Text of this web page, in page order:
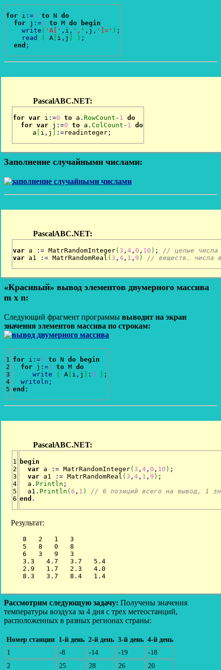
for i : =1 to N do
for j : =1 to M do
begin
write ( 'A[' , i , ',' , j , ']=' ) ;
read
( A i , j ) ;
end ;
for var i : =0 to a . RowCount - 1
do
for var j : =0 to a . ColCount - 1
do
     a
i , j : =readinteger ;
Заполнение случайными числами:
var a : = MatrRandomInteger( 3 , 4 , 0 , 10 ) ;
// целые числа
var a1 : = MatrRandomReal ( 3 , 4 , 1 , 9 ) // веществ. числа
«Красивый» вывод элементов двумерного массива
m x n:
Следующий фрагмент программы выводит на экран
значения элементов массива по строкам:
1
2
3
4
for i : =1 to N do
begin
for j : =1 to M do
write
( A i , j : 5 ) ;
writeln ;
end ;
1
2
3
4
5
begin
var a : = MatrRandomInteger( 3 , 4 , 0 , 10 ) ;
var a1 : = MatrRandomReal ( 3 , 4 , 1 , 9 ) ;
  a
. Println ;
  a1
. Println ( 6 , 1 )
// 6 позиций всего на вывод, 1
end .
Результат:
   8   2   1   3
   5   8   0   8
   6   3   9   3
   3.3   4.7   3.7   5.4
   2.9   1.7   2.3   4.0
Рассмотрим следующую задачу: Получены значения
температуры воздуха за 4 дня с трех метеостанций,
расположенных в разных регионах страны:
Номер станции 1-й день 2-й день 3-й день 4-й день
1
-8 -14 -19
-18
2
25 28 26
20